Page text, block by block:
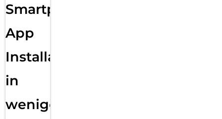
Smartphone
App
Installation
in
wenigen